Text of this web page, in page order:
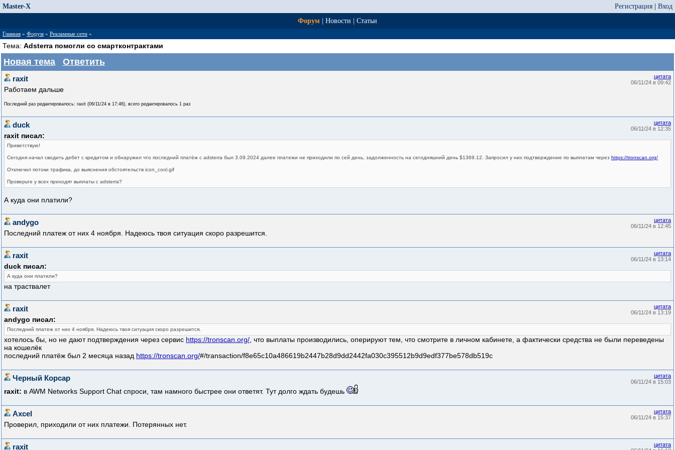
Master-X Регистрация
Вход
Форум
Новости Статьи
Главная » Форум » Рекламные сети »
Тема: Adsterra помогли со смартконтрактами
Новая тема Ответить
цитата
06/11/24 в 09:42
raxit
Работаем дальше
Последний раз редактировалось: raxit (06/11/24 в 17:46), всего редактировалось 1 раз
цитата
06/11/24 в 12:35
duck
raxit писал:
Приветствую!
Сегодня начал сводить дебет с кредитом и обнаружил что последний платёж с adsterra был 3.09.2024 далее платежи не приходили по сей день, задолженность на сегодняшний день $1369.12. Запросил у них подтверждение по выплатам через https://tronscan.org/
Отключил потоки трафика, до выяснения обстоятельств icon_cool.gif
Проверьте у всех приходят выплаты с adsterra?
А куда они платили?
цитата
06/11/24 в 12:45
andygo
Последний платеж от них 4 ноября. Надеюсь твоя ситуация скоро разрешится.
цитата
06/11/24 в 13:14
raxit
duck писал:
А куда они платили?
на траствалет
цитата
06/11/24 в 13:19
raxit
andygo писал:
Последний платеж от них 4 ноября. Надеюсь твоя ситуация скоро разрешится.
хотелось бы, но не дают подтверждения через сервис https://tronscan.org/ , что выплаты производились, оперируют тем, что смотрите в личном кабинете, а фактически средства не были переведены
на кошелёк
последний платёж был 2 месяца назад https://tronscan.org/#/transaction/f8e65c10a486619b2447b28d9dd2442fa030c395512b9d9edf377be578db519c
цитата
06/11/24 в 15:03
Черный Корсар
raxit: в AWM Networks Support Chat спроси, там намного быстрее они ответят. Тут долго ждать будешь
цитата
06/11/24 в 15:37
Axcel
Проверил, приходили от них платежи. Потерянных нет.
цитата
raxit